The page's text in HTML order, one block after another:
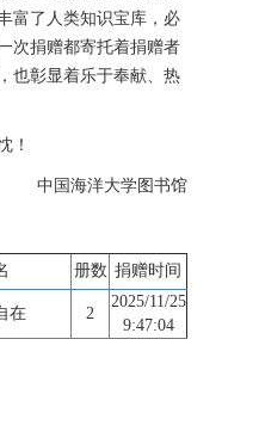
富了人类知识宝库，必
次捐赠都寄托着捐赠者
也彰显着乐于奉献、热
！
中国海洋大学图书馆
册数 捐赠时间
在 2
2025/11/25
9:47:04